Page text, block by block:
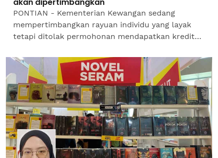
PONTIAN - Kementerian Kewangan sedang
mempertimbangkan rayuan individu yang layak
tetapi ditolak permohonan mendapatkan kredit
Seri Ahmad Maslan berkata,...